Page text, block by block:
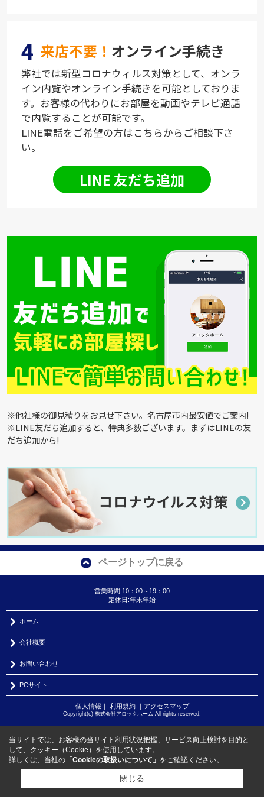
4 来店不要！ オンライン手続き
弊社では新型コロナウィルス対策として、オンラ
イン内覧やオンライン手続きを可能としておりま
す。お客様の代わりにお部屋を動画やテレビ通話
で内覧することが可能です。
LINE電話をご希望の方はこちらからご相談下さ
い。
LINE 友だち追加
※他社様の御見積りをお見せ下さい。名古屋市内最安値でご案内!
※LINE友だち追加すると、特典多数ございます。まずはLINEの友
だち追加から!
ページトップに戻る
営業時間:10：00～19：00
定休日:年末年始
ホーム
会社概要
お問い合わせ
PCサイト
個人情報 利用規約｜ アクセスマップ
Copyright(c) 株式会社アロックホーム All rights reserved.
当サイトでは、お客様の当サイト利用状況把握、サービス向上検討を目的と
して、クッキー（Cookie）を使用しています。
詳しくは、当社の 「Cookieの取扱いについて」 をご確認ください。
閉じる